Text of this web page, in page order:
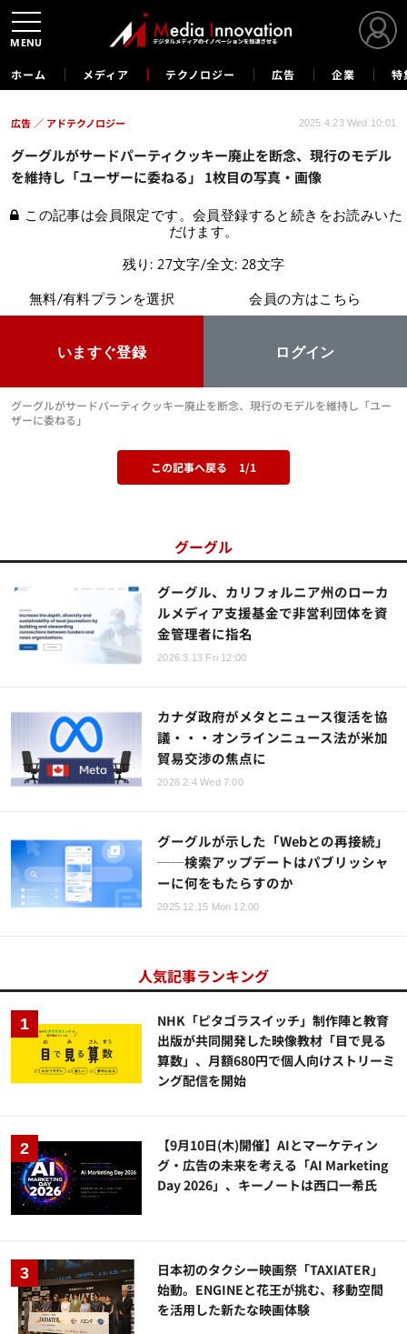
ホーム メディア テクノロジー 広告 企業 特
グーグルがサードパーティクッキー廃止を断念、現行のモデル
を維持し「ユーザーに委ねる」 1枚目の写真・画像
広告 アドテクノロジー 2025.4.23 Wed 10:01
この記事は会員限定です。会員登録すると続きをお読みいた
だけます。
残り: 27文字/全文: 28文字
無料/有料プランを選択
いますぐ登録
会員の方はこちら
ログイン
グーグルがサードパーティクッキー廃止を断念、現行のモデルを維持し「ユー
ザーに委ねる」
この記事へ戻る 1/1
グーグル
グーグル、カリフォルニア州のローカ
ルメディア支援基金で非営利団体を資
金管理者に指名
2026.3.13 Fri 12:00
カナダ政府がメタとニュース復活を協
議・・・オンラインニュース法が米加
貿易交渉の焦点に
2026.2.4 Wed 7:00
グーグルが示した「Webとの再接続」
──検索アップデートはパブリッシャ
ーに何をもたらすのか
2025.12.15 Mon 12:00
人気記事ランキング
NHK「ピタゴラスイッチ」制作陣と教育
出版が共同開発した映像教材「目で見る
算数」、月額680円で個人向けストリーミ
ング配信を開始
【9月10日(木)開催】AIとマーケティン
グ・広告の未来を考える「AI Marketing
Day 2026」、キーノートは西口一希氏
日本初のタクシー映画祭「TAXIATER」
始動。ENGINEと花王が挑む、移動空間
を活用した新たな映画体験
MENU